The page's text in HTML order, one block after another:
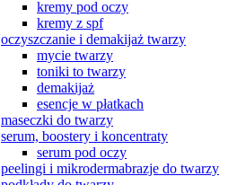
kremy pod oczy
kremy z spf
oczyszczanie i demakijaż twarzy
mycie twarzy
toniki to twarzy
demakijaż
esencje w płatkach
maseczki do twarzy
serum, boostery i koncentraty
serum pod oczy
peelingi i mikrodermabrazje do twarzy